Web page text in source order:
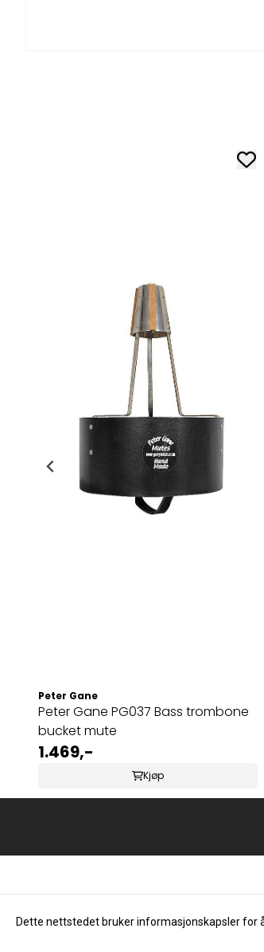
Peter Gane
Peter Gane PG037 Bass trombone
bucket mute
1.469,-
Kjøp
Dette nettstedet bruker informasjonskapsler for